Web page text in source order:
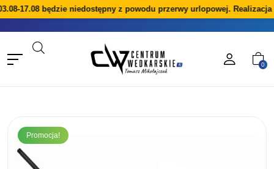
17.08 będzie niedostępny z powodu przerwy urlopowej. Realizacja
0
Promocja!